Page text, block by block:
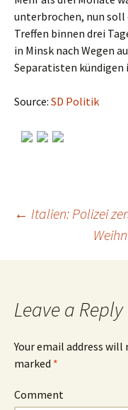
unterbrochen, nun soll
Treffen binnen drei
in Minsk nach Wegen
Separatisten kündigen
Source: SD Politik
Post
← Italien: Polizei
Leave a Reply
Your email address will
marked *
Comment